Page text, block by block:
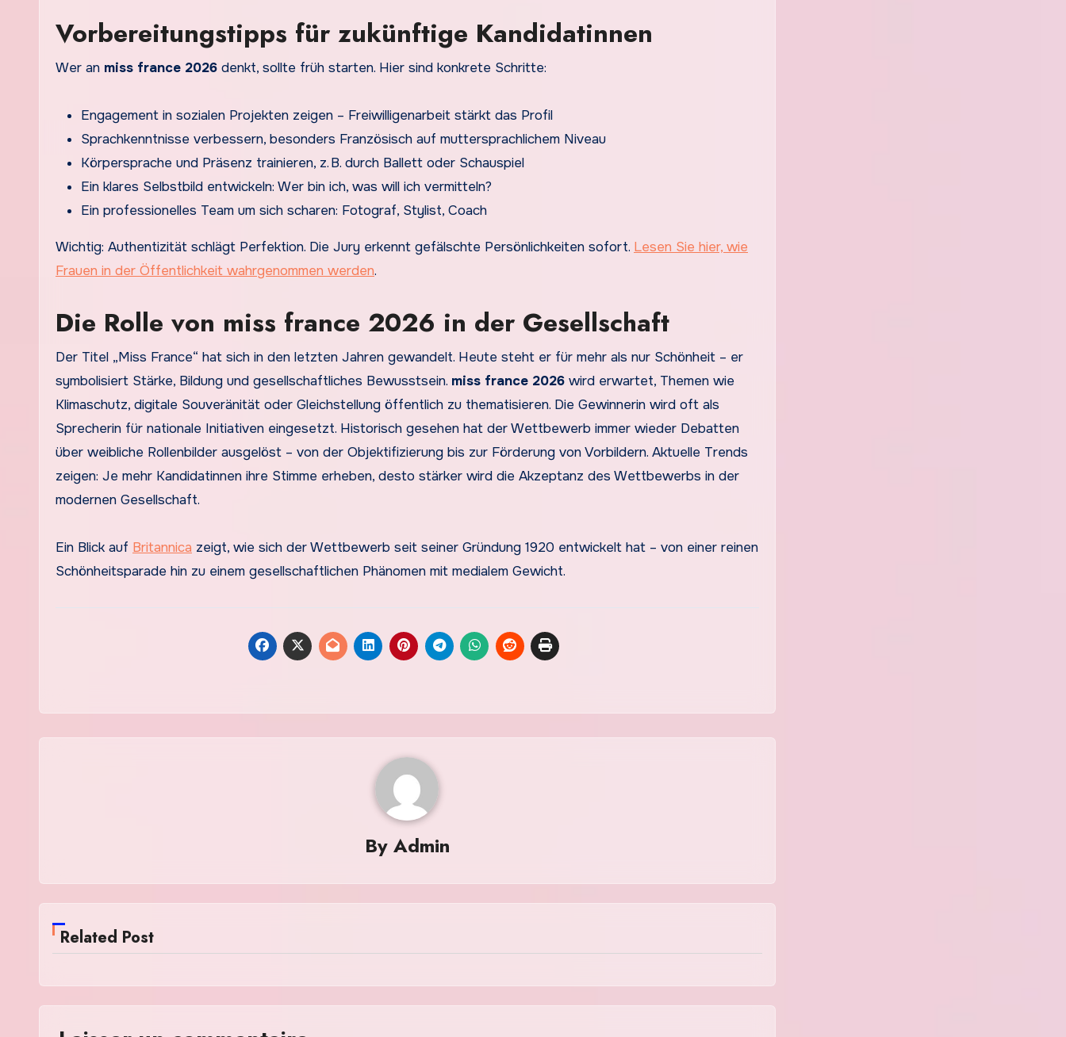
Vorbereitungstipps für zukünftige Kandidatinnen
Wer an miss france 2026 denkt, sollte früh starten. Hier sind konkrete Schritte:
Engagement in sozialen Projekten zeigen – Freiwilligenarbeit stärkt das Profil
Sprachkenntnisse verbessern, besonders Französisch auf muttersprachlichem Niveau
Körpersprache und Präsenz trainieren, z. B. durch Ballett oder Schauspiel
Ein klares Selbstbild entwickeln: Wer bin ich, was will ich vermitteln?
Ein professionelles Team um sich scharen: Fotograf, Stylist, Coach
Wichtig: Authentizität schlägt Perfektion. Die Jury erkennt gefälschte Persönlichkeiten sofort. Lesen Sie hier, wie
Frauen in der Öffentlichkeit wahrgenommen werden.
Die Rolle von miss france 2026 in der Gesellschaft
Der Titel „Miss France“ hat sich in den letzten Jahren gewandelt. Heute steht er für mehr als nur Schönheit – er
symbolisiert Stärke, Bildung und gesellschaftliches Bewusstsein. miss france 2026 wird erwartet, Themen wie
Klimaschutz, digitale Souveränität oder Gleichstellung öffentlich zu thematisieren. Die Gewinnerin wird oft als
Sprecherin für nationale Initiativen eingesetzt. Historisch gesehen hat der Wettbewerb immer wieder Debatten
über weibliche Rollenbilder ausgelöst – von der Objektifizierung bis zur Förderung von Vorbildern. Aktuelle Trends
zeigen: Je mehr Kandidatinnen ihre Stimme erheben, desto stärker wird die Akzeptanz des Wettbewerbs in der
modernen Gesellschaft.
Ein Blick auf Britannica zeigt, wie sich der Wettbewerb seit seiner Gründung 1920 entwickelt hat – von einer reinen
Schönheitsparade hin zu einem gesellschaftlichen Phänomen mit medialem Gewicht.
By Admin
Related Post